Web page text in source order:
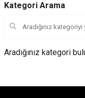
Kategori Arama
Aradığınız kategori